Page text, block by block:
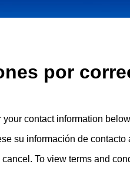
por
contact information
su información de contacto
To view terms and